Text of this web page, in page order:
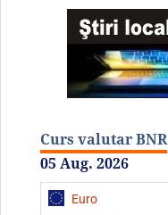
Curs valutar BNR
05 Aug. 2026
Euro